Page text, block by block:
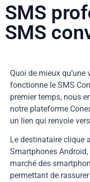
SMS
SMS
Quoi de mieux
fonctionne le SMS
premier temps, nous
notre plateforme
un lien qui renvoie
Le destinataire clique
Smartphones
marché des
permettant de